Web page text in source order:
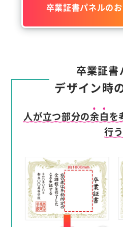
卒業証書パネルの
卒業証書
デザイン時
人が立つ部分の余白を
行う